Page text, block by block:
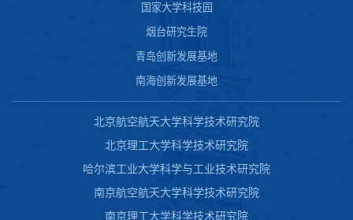
国家大学科技园
烟台研究生院
青岛创新发展基地
南海创新发展基地
北京航空航天大学科学技术研究院
北京理工大学科学技术研究院
哈尔滨工业大学科学与工业技术研究院
南京航空航天大学科学技术研究院
南京理工大学科学技术研究院